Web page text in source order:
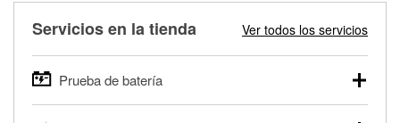
Servicios en la tienda Ver todos los servicios
Prueba de batería